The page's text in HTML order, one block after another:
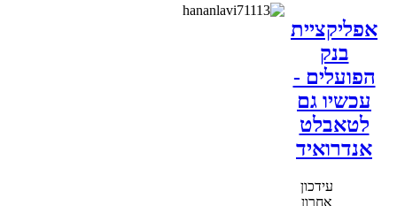
אפליקציית
בנק
הפועלים -
עכשיו גם
לטאבלט
אנדרואיד
עידכון
אחרון